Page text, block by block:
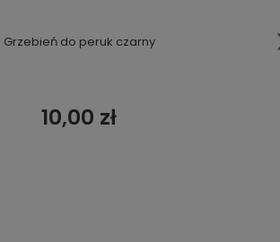
Grzebień do peruk czarny
10,00 zł